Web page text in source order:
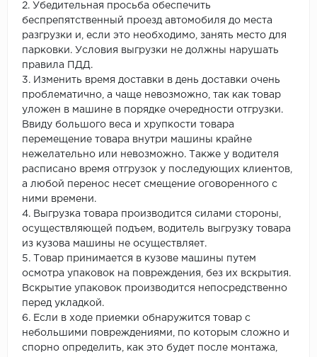
2. Убедительная просьба обеспечить
беспрепятственный проезд автомобиля до места
разгрузки и, если это необходимо, занять место для
парковки. Условия выгрузки не должны нарушать
правила ПДД.
3. Изменить время доставки в день доставки очень
проблематично, а чаще невозможно, так как товар
уложен в машине в порядке очередности отгрузки.
Ввиду большого веса и хрупкости товара
перемещение товара внутри машины крайне
нежелательно или невозможно. Также у водителя
расписано время отгрузок у последующих клиентов,
а любой перенос несет смещение оговоренного с
ними времени.
4. Выгрузка товара производится силами стороны,
осуществляющей подъем, водитель выгрузку товара
из кузова машины не осуществляет.
5. Товар принимается в кузове машины путем
осмотра упаковок на повреждения, без их вскрытия.
Вскрытие упаковок производится непосредственно
перед укладкой.
6. Если в ходе приемки обнаружится товар с
небольшими повреждениями, по которым сложно и
спорно определить, как это будет после монтажа,